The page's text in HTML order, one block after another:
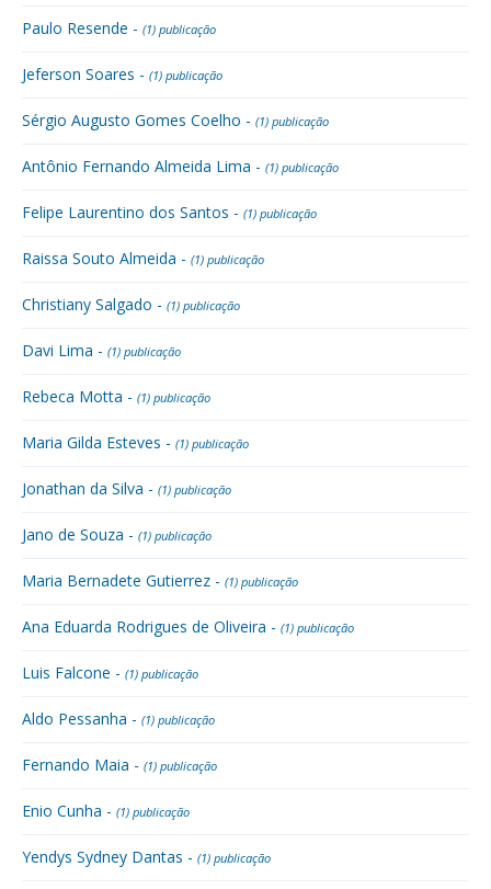
Paulo Resende - (1) publicação
Jeferson Soares - (1) publicação
Sérgio Augusto Gomes Coelho - (1) publicação
Antônio Fernando Almeida Lima - (1) publicação
Felipe Laurentino dos Santos - (1) publicação
Raissa Souto Almeida - (1) publicação
Christiany Salgado - (1) publicação
Davi Lima - (1) publicação
Rebeca Motta - (1) publicação
Maria Gilda Esteves - (1) publicação
Jonathan da Silva - (1) publicação
Jano de Souza - (1) publicação
Maria Bernadete Gutierrez - (1) publicação
Ana Eduarda Rodrigues de Oliveira - (1) publicação
Luis Falcone - (1) publicação
Aldo Pessanha - (1) publicação
Fernando Maia - (1) publicação
Enio Cunha - (1) publicação
Yendys Sydney Dantas - (1) publicação